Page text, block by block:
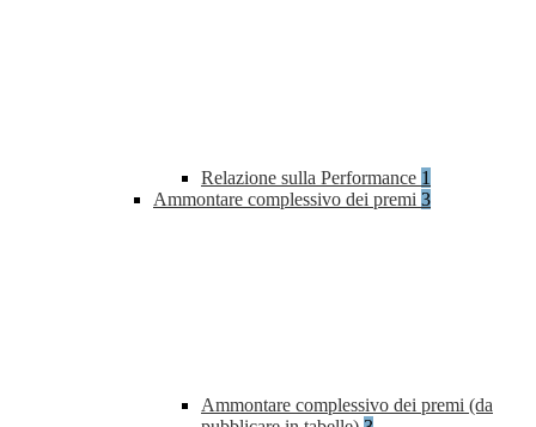
Relazione sulla Performance 1
Ammontare complessivo dei premi 3
Ammontare complessivo dei premi (da